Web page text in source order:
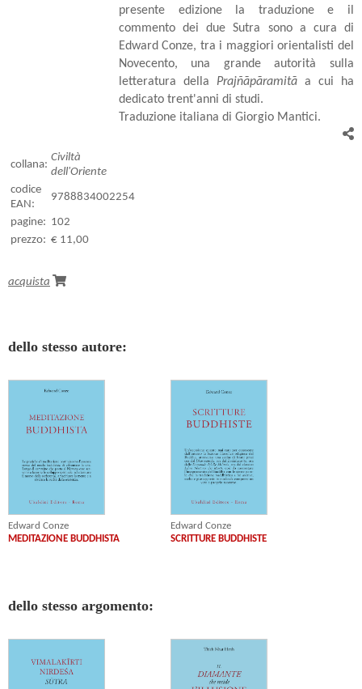
presente edizione la traduzione e il
commento dei due Sutra sono a cura di
Edward Conze, tra i maggiori orientalisti del
Novecento, una grande autorità sulla
letteratura della Prajñāpāramitāa cui ha
dedicato trent'anni di studi.
Traduzione italiana di Giorgio Mantici.
collana:
Civiltà
dell'Oriente
codice
EAN:
9788834002254
pagine: 102
prezzo: € 11,00
acquista
dello stesso autore:
Edward Conze
MEDITAZIONE BUDDHISTA
Edward Conze
SCRITTURE BUDDHISTE
dello stesso argomento: